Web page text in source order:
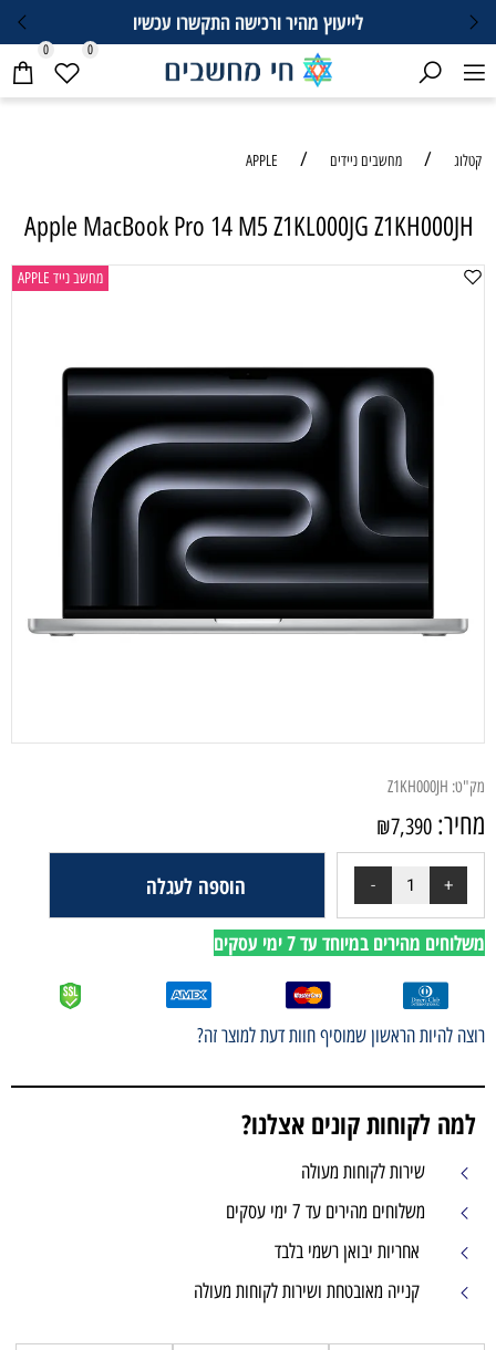
לייעוץ מהיר ורכישה התקשרו עכשיו
0 0
קטלוג / מחשבים ניידים /
APPLE
Apple MacBook Pro 14 M5 Z1KL000JG Z1KH000JH
מחשב נייד APPLE
מק"ט: Z1KH000JH
מחיר: ₪7,390
הוספה לעגלה
משלוחים מהירים במיוחד עד 7 ימי עסקים
רוצה להיות הראשון שמוסיף חוות דעת למוצר זה?
למה לקוחות קונים אצלנו?
שירות לקוחות מעולה
משלוחים מהירים עד 7 ימי עסקים
אחריות יבואן רשמי בלבד
קנייה מאובטחת ושירות לקוחות מעולה